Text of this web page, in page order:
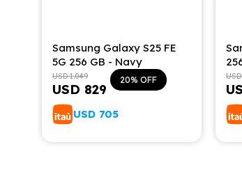
Samsung Galaxy S25 FE
5G 256 GB - Navy
USD 829
USD 1.049 20
USD 705
USD